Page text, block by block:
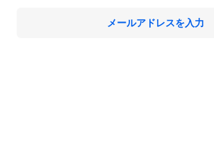
メールアドレスを入力